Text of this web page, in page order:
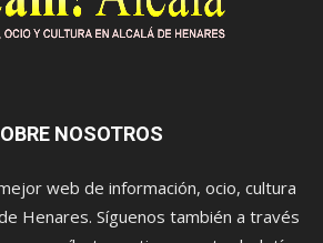
NOSOTROS
web de información, ocio, cultura
Henares. Síguenos también a través